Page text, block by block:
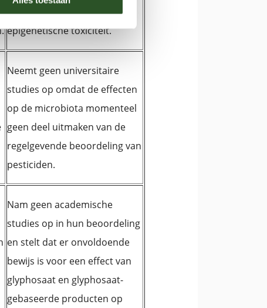
Beoordeelt geen
epigenetische toxiciteit.
Neemt geen universitaire
studies op omdat de effecten
op de microbiota momenteel
geen deel uitmaken van de
regelgevende beoordeling van
pesticiden.
Nam geen academische
studies op in hun beoordeling
en stelt dat er onvoldoende
bewijs is voor een effect van
glyphosaat en glyphosaat-
gebaseerde producten op